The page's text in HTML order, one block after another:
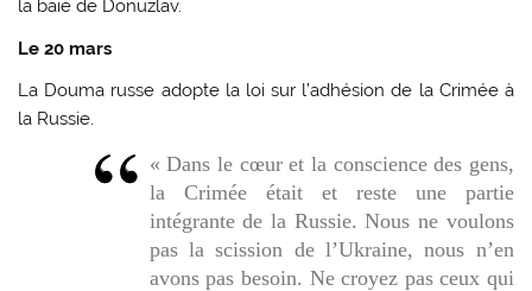
la baie de Donuzlav.
Le 20 mars
La Douma russe adopte la loi sur l’adhésion de la Crimée à
la Russie.
« Dans le cœur et la conscience des gens,
la Crimée était et reste une partie
intégrante de la Russie. Nous ne voulons
pas la scission de l’Ukraine, nous n’en
avons pas besoin. Ne croyez pas ceux qui